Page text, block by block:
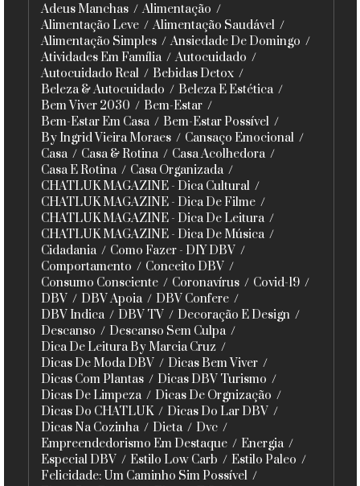
Adeus Manchas
Alimentação
Alimentação Leve
Alimentação Saudável
Alimentação Simples
Ansiedade De Domingo
Atividades Em Família
Autocuidado
Autocuidado Real
Bebidas Detox
Beleza & Autocuidado
Beleza E Estética
Bem Viver 2030
Bem-Estar
Bem-Estar Em Casa
Bem-Estar Possível
By Ingrid Vieira Moraes
Cansaço Emocional
Casa
Casa & Rotina
Casa Acolhedora
Casa E Rotina
Casa Organizada
CHATLUK MAGAZINE - Dica Cultural
CHATLUK MAGAZINE - Dica De Filme
CHATLUK MAGAZINE - Dica De Leitura
CHATLUK MAGAZINE - Dica De Música
Cidadania
Como Fazer - DIY DBV
Comportamento
Conceito DBV
Consumo Consciente
Coronavírus
Covid-19
DBV
DBV Apoia
DBV Confere
DBV Indica
DBV TV
Decoração E Design
Descanso
Descanso Sem Culpa
Dica De Leitura By Marcia Cruz
Dicas De Moda DBV
Dicas Bem Viver
Dicas Com Plantas
Dicas DBV Turismo
Dicas De Limpeza
Dicas De Orgnização
Dicas Do CHATLUK
Dicas Do Lar DBV
Dicas Na Cozinha
Dieta
Dvc
Empreendedorismo Em Destaque
Energia
Especial DBV
Estilo Low Carb
Estilo Paleo
Felicidade: Um Caminho Sim Possível